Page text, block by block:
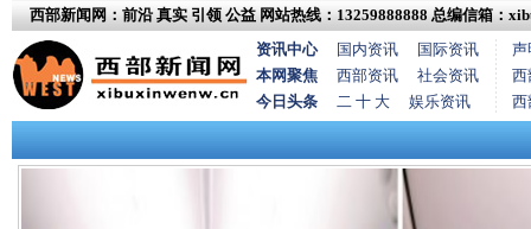
西部新闻网：前沿 真实 引领 公益 网站热线：13259888888 总编信箱：
资讯中心
国内资讯
国际资讯
本网聚焦
西部资讯
社会资讯
今日头条
二 十 大 娱乐资讯
声
西
西